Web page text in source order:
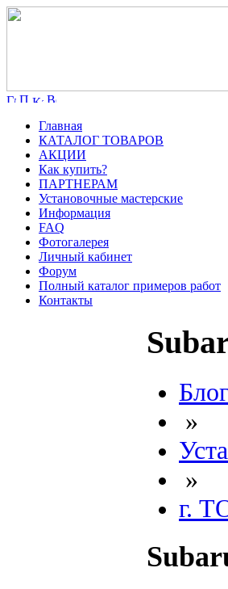
Главная
КАТАЛОГ ТОВАРОВ
АКЦИИ
Как купить?
ПАРТНЕРАМ
Установочные мастерские
Информация
FAQ
Фотогалерея
Личный кабинет
Форум
Полный каталог примеров работ
Контакты
»
»
г.